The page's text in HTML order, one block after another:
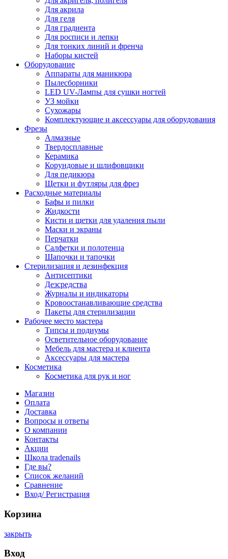
Для акрила
Для геля
Для градиента
Для росписи и лепки
Для тонких линий и френча
Наборы кистей
Оборудование
Аппараты для маникюра
Пылесборники
LED UV-Лампы для сушки ногтей
УЗ мойки
Сухожары
Комплектующие и аксессуары для оборудования
Фрезы
Алмазные
Твердосплавные
Керамика
Корундовые и шлифовщики
Для педикюра
Щетки и футляры для фрез
Расходные материалы
Бафы и пилки
Жидкости
Кисти и щетки для удаления пыли
Маски и экраны
Перчатки
Салфетки и полотенца
Шапочки и тапочки
Стерилизация и дезинфекция
Антисептики
Дезсредства
Журналы и индикаторы
Кровоостанавливающие средства
Пакеты для стерилизации
Рабочее место мастера
Типсы и подиумы
Осветительное оборудование
Мебель для мастера и клиента
Аксессуары для мастера
Косметика
Косметика для рук и ног
Магазин
Оплата
Доставка
Вопросы и ответы
О компании
Контакты
Акции
Школа tradenails
Где вы?
Список желаний
Сравнение
Вход/ Регистрация
Корзина
закрыть
Вход